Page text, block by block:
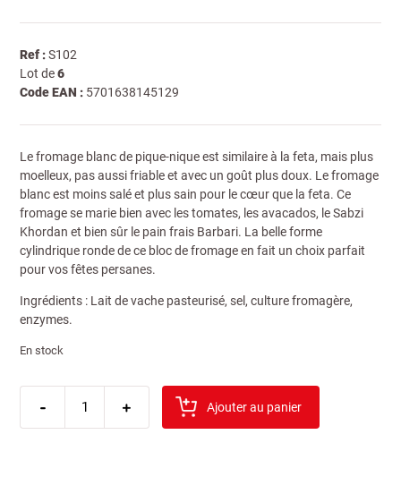
Ref :S102
Lot de6
Code EAN : 5701638145129
Le fromage blanc de pique-nique est similaire à la feta, mais plus
moelleux, pas aussi friable et avec un goût plus doux. Le fromage
blanc est moins salé et plus sain pour le cœur que la feta. Ce
fromage se marie bien avec les tomates, les avacados, le Sabzi
Khordan et bien sûr le pain frais Barbari. La belle forme
cylindrique ronde de ce bloc de fromage en fait un choix parfait
pour vos fêtes persanes.
Ingrédients : Lait de vache pasteurisé, sel, culture fromagère,
enzymes.
En stock
-
quantité
feta
sutdiyari
+ Ajouter au panier